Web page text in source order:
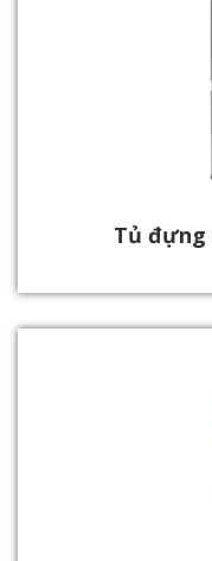
Tủ đựng